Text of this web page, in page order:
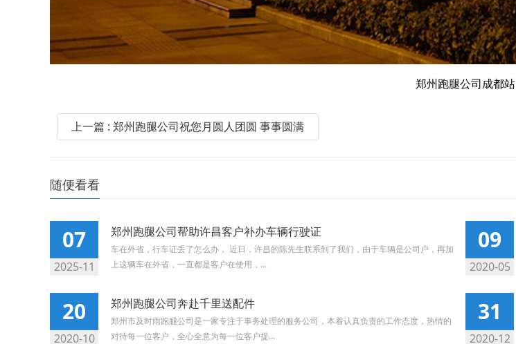
郑州跑腿公司成都站
上一篇 : 郑州跑腿公司祝您月圆人团圆 事事圆满
随便看看
07
2025-11
郑州跑腿公司帮助许昌客户补办车辆行驶证
车在外省，行车证丢了怎么办， 近日，许昌的陈先生联系到了我们，由于车辆是公司户，再加
上这辆车在外省，一直都是客户在使用，...
09
2020-05
20
2020-10
郑州跑腿公司奔赴千里送配件
郑州市及时雨跑腿公司是一家专注于事务处理的服务公司，本着认真负责的工作态度，热情的
对待每一位客户，全心全意为每一位客户提...
31
2020-12